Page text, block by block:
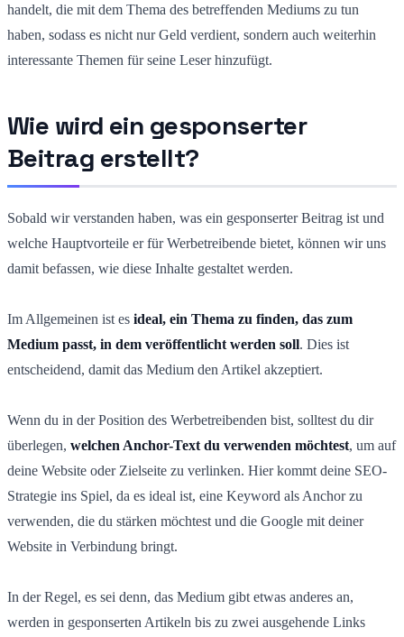
handelt, die mit dem Thema des betreffenden Mediums zu tun
haben, sodass es nicht nur Geld verdient, sondern auch weiterhin
interessante Themen für seine Leser hinzufügt.
Wie wird ein gesponserter
Beitrag erstellt?
Sobald wir verstanden haben, was ein gesponserter Beitrag ist und
welche Hauptvorteile er für Werbetreibende bietet, können wir uns
damit befassen, wie diese Inhalte gestaltet werden.
Im Allgemeinen ist es ideal, ein Thema zu finden, das zum
Medium passt, in dem veröffentlicht werden soll. Dies ist
entscheidend, damit das Medium den Artikel akzeptiert.
Wenn du in der Position des Werbetreibenden bist, solltest du dir
überlegen, welchen Anchor-Text du verwenden möchtest, um auf
deine Website oder Zielseite zu verlinken. Hier kommt deine SEO-
Strategie ins Spiel, da es ideal ist, eine Keyword als Anchor zu
verwenden, die du stärken möchtest und die Google mit deiner
Website in Verbindung bringt.
In der Regel, es sei denn, das Medium gibt etwas anderes an,
werden in gesponserten Artikeln bis zu zwei ausgehende Links